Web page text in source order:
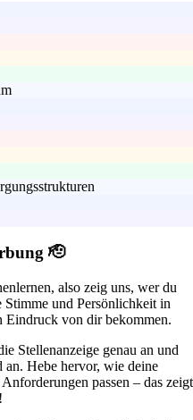
🫡
also zeig uns, wer du
und Persönlichkeit in
Eindruck von dir bekommen.
Stellenanzeige genau an und
an. Hebe hervor, wie deine
passen – das zeigt